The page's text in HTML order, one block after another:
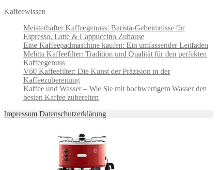
Kaffeewissen
Meisterhafter Kaffeegenuss: Barista-Geheimnisse für
Espresso, Latte & Cappuccino Zuhause
Eine Kaffeepadmaschine kaufen: Ein umfassender Leitfaden
Melitta Kaffeefilter: Tradition und Qualität für den perfekten
Kaffeegenuss
V60 Kaffeefilter: Die Kunst der Präzision in der
Kaffeezubereitung
Kaffee und Wasser – Wie Sie mit hochwertigem Wasser den
besten Kaffee zubereiten
Impressum Datenschutzerklärung